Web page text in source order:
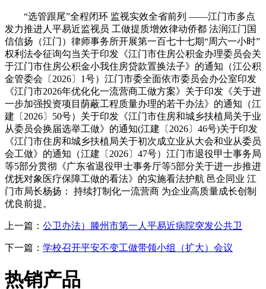
“选管跟尾”全程闭环 监视实效全省前列 ——江门市多点
发力推进人平易近监视员 工做提质增效律动侨都 法润江门国
信信扬（江门）律师事务所开展第一百七十七期“周六一小时”
权利法令征询勾当关于印发《江门市住房公积金办理委员会关
于江门市住房公积金小我住房贷款置换法子》的通知（江公积
金管委会〔2026〕1号）江门市委全面依市委员会办公室印发
《江门市2026年优化化一流营商工做方案》关于印发《关于进
一步加强投资项目荫蔽工程质量办理的若干办法》的通知（江
建〔2026〕50号）关于印发《江门市住房和城乡扶植局关于业
从委员会换届选举工做》的通知(江建〔2026〕46号)关于印发
《江门市住房和城乡扶植局关于初次成立业从大会和业从委员
会工做》的通知（江建〔2026〕47号）江门市退役甲士事务局
等5部分贯彻《广东省退役甲士事务厅等5部分关于进一步推进
优抚对象医疗保障工做的看法》的实施看法护航 邑企同业 江
门市局长杨扬： 持续打制化一流营商 为企业高质量成长创制
优良前提。
上一篇： 公卫办法）滕州市第一人平易近病院突发公共卫
下一篇： 学校召开平安不变工做带领小组（扩大）会议
热销产品